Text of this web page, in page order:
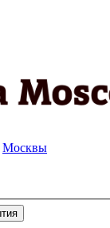
Москвы